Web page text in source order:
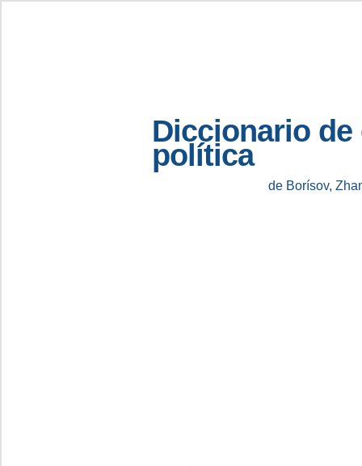
Diccionario de
política
de Borísov,